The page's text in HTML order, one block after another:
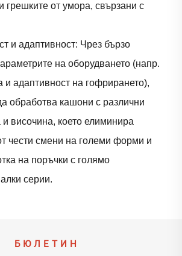
грешките от умора, свързани с
и адаптивност: Чрез бързо
на оборудването (напр.
адаптивност на гофрирането),
обработва кашони с различни
височина, което елиминира
чести смени на големи форми и
на поръчки с голямо
серии.
БЮЛЕТИН